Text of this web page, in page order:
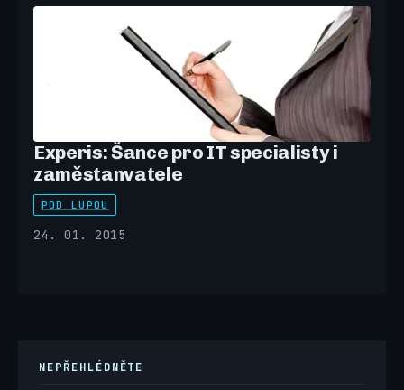
Experis: Šance pro IT specialisty i
zaměstanvatele
POD LUPOU
24. 01. 2015
NEPŘEHLÉDNĚTE